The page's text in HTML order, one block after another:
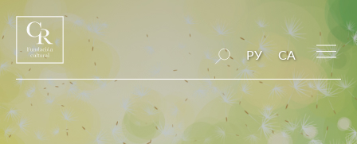
РУ CA